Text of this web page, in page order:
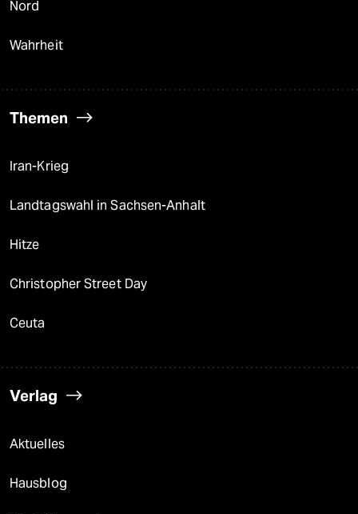
Nord
Wahrheit
Themen
Iran-Krieg
Landtagswahl in Sachsen-Anhalt
Hitze
Christopher Street Day
Ceuta
Verlag
Aktuelles
Hausblog